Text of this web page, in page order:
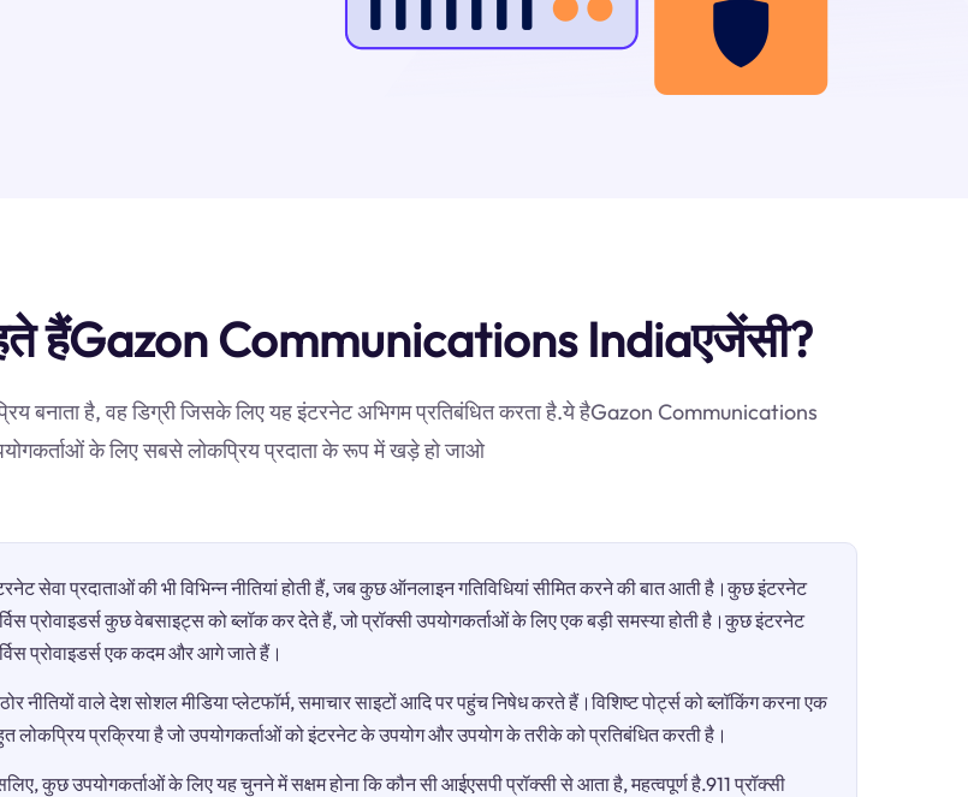
हैंGazon Communications Indiaएजेंसी?
बनाता है, वह डिग्री जिसके लिए यह इंटरनेट अभिगम प्रतिबंधित करता है.ये हैGazon Communications
के लिए सबसे लोकप्रिय प्रदाता के रूप में खड़े हो जाओ
सेवा प्रदाताओं की भी विभिन्न नीतियां होती हैं, जब कुछ ऑनलाइन गतिविधियां सीमित करने की बात आती है।कुछ इंटरनेट
प्रोवाइडर्स कुछ वेबसाइट्स को ब्लॉक कर देते हैं, जो प्रॉक्सी उपयोगकर्ताओं के लिए एक बड़ी समस्या होती है।कुछ इंटरनेट
प्रोवाइडर्स एक कदम और आगे जाते हैं।
नीतियों वाले देश सोशल मीडिया प्लेटफॉर्म, समाचार साइटों आदि पर पहुंच निषेध करते हैं।विशिष्ट पोर्ट्स को ब्लॉकिंग करना एक
लोकप्रिय प्रक्रिया है जो उपयोगकर्ताओं को इंटरनेट के उपयोग और उपयोग के तरीके को प्रतिबंधित करती है।
कुछ उपयोगकर्ताओं के लिए यह चुनने में सक्षम होना कि कौन सी आईएसपी प्रॉक्सी से आता है, महत्वपूर्ण है.911 प्रॉक्सी